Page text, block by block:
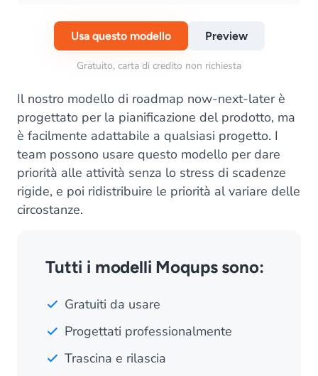
Usa questo modello Preview
Gratuito, carta di credito non richiesta
Il nostro modello di roadmap now-next-later è
progettato per la pianificazione del prodotto, ma
è facilmente adattabile a qualsiasi progetto. I
team possono usare questo modello per dare
priorità alle attività senza lo stress di scadenze
rigide, e poi ridistribuire le priorità al variare delle
circostanze.
Tutti i modelli Moqups sono:
Gratuiti da usare
Progettati professionalmente
Trascina e rilascia